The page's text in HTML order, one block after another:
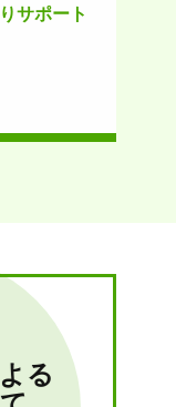
サポート
る